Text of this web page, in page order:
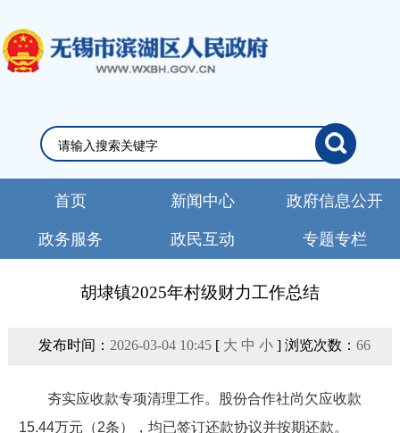
首页 新闻中心 政府信息公开
政务服务 政民互动 专题专栏
胡埭镇2025年村级财力工作总结
发布时间： 2026-03-04 10:45[ 大 中 小] 浏览次数： 66
夯实应收款专项清理工作。股份合作社尚欠应收款
15.44万元（2条），均已签订还款协议并按期还款。